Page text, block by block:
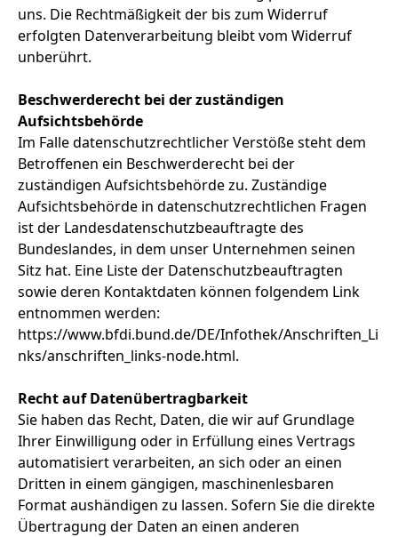
uns. Die Rechtmäßigkeit der bis zum Widerruf
erfolgten Datenverarbeitung bleibt vom Widerruf
unberührt.
Beschwerderecht bei der zuständigen
Aufsichtsbehörde
Im Falle datenschutzrechtlicher Verstöße steht dem
Betroffenen ein Beschwerderecht bei der
zuständigen Aufsichtsbehörde zu. Zuständige
Aufsichtsbehörde in datenschutzrechtlichen Fragen
ist der Landesdatenschutzbeauftragte des
Bundeslandes, in dem unser Unternehmen seinen
Sitz hat. Eine Liste der Datenschutzbeauftragten
sowie deren Kontaktdaten können folgendem Link
entnommen werden:
https://www.bfdi.bund.de/DE/Infothek/Anschriften_Li
nks/anschriften_links-node.html.
Recht auf Datenübertragbarkeit
Sie haben das Recht, Daten, die wir auf Grundlage
Ihrer Einwilligung oder in Erfüllung eines Vertrags
automatisiert verarbeiten, an sich oder an einen
Dritten in einem gängigen, maschinenlesbaren
Format aushändigen zu lassen. Sofern Sie die direkte
Übertragung der Daten an einen anderen